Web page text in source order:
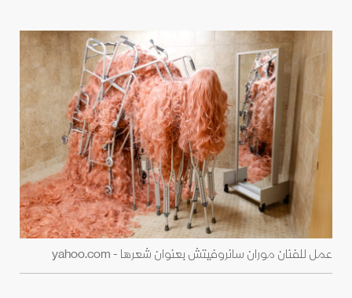
عمل للفنان موران سانروفيتش بعنوان شعرها - yahoo.com